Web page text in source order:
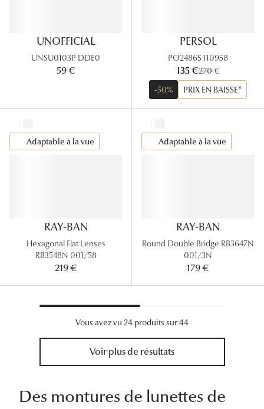
UNOFFICIAL
UNSU0103P DDE0
59 €
PERSOL
PO2486S 110958
maintenant:
135 €ancien prix:
270 €
-50%
PRIX EN BAISSE*
Adaptable à la vue
RAY-BAN
Hexagonal Flat Lenses
RB3548N 001/58
219 €
Adaptable à la vue
RAY-BAN
Round Double Bridge RB3647N
001/3N
179 €
Vous avez vu 24 produits sur 44
Voir plus de résultats
Des montures de lunettes de